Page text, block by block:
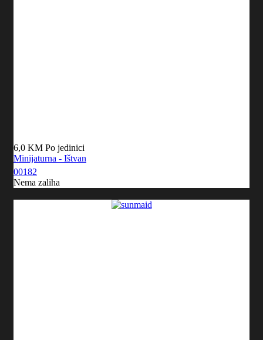
6,0 KM Po jedinici
Minijaturna - Ištvan
00182
Nema zaliha